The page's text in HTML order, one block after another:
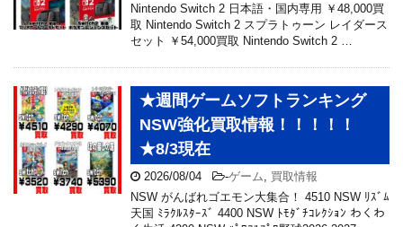
Nintendo Switch 2 日本語・国内専用 ￥48,000買
取 Nintendo Switch 2 スプラトゥーン レイダース
セット ￥54,000買取 Nintendo Switch 2 …
★週間ゲームソフトランキング
NSW強化買取情報！！！！！
★8/3現在
2026/08/04 -ゲーム
買取情報
NSW がんばれゴエモン大集合！ 4510 NSW ﾘｽﾞﾑ
天国 ﾐﾗｸﾙｽﾀｰｽﾞ 4400 NSW ﾄﾓﾀﾞﾁｺﾚｸｼｮﾝ わくわ